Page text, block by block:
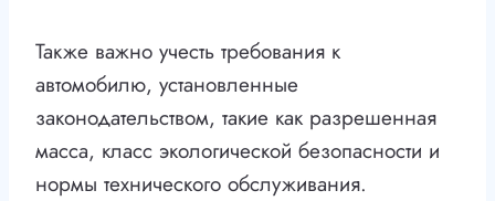
Также важно учесть требования к
автомобилю, установленные
законодательством, такие как разрешенная
масса, класс экологической безопасности и
нормы технического обслуживания.